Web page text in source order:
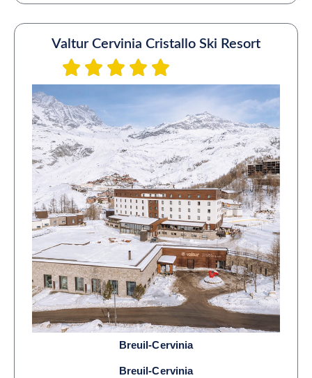
Valtur Cervinia Cristallo Ski Resort
Breuil-Cervinia
Breuil-Cervinia